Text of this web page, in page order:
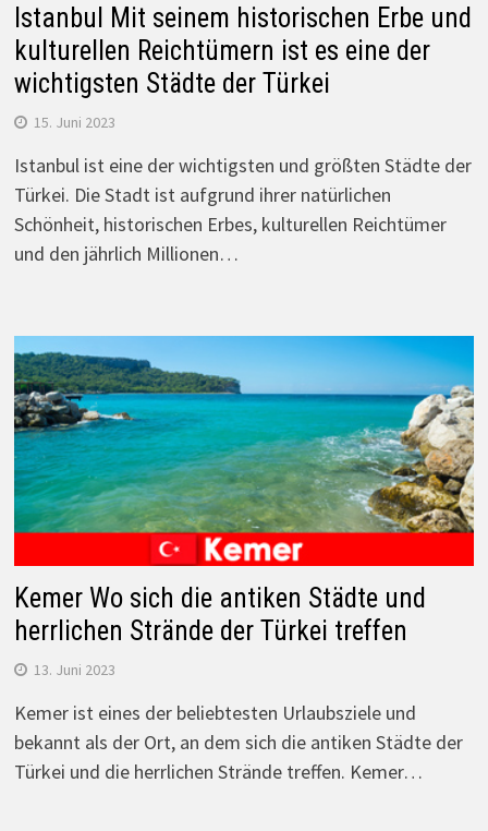
Istanbul Mit seinem historischen Erbe und
kulturellen Reichtümern ist es eine der
wichtigsten Städte der Türkei
15. Juni 2023
Istanbul ist eine der wichtigsten und größten Städte der
Türkei. Die Stadt ist aufgrund ihrer natürlichen
Schönheit, historischen Erbes, kulturellen Reichtümer
und den jährlich Millionen…
Kemer Wo sich die antiken Städte und
herrlichen Strände der Türkei treffen
13. Juni 2023
Kemer ist eines der beliebtesten Urlaubsziele und
bekannt als der Ort, an dem sich die antiken Städte der
Türkei und die herrlichen Strände treffen. Kemer…